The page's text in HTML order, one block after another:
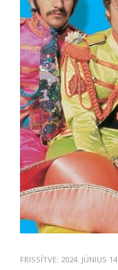
FRISSÍTVE: 2024. JÚNIUS 14.